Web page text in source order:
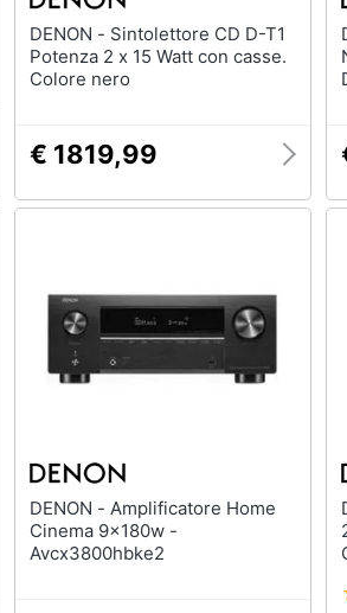
DENON - Sintolettore CD D-T1
Potenza 2 x 15 Watt con casse.
Colore nero
€ 1819,99
DENON - Amplificatore Home
Cinema 9x180w -
Avcx3800hbke2